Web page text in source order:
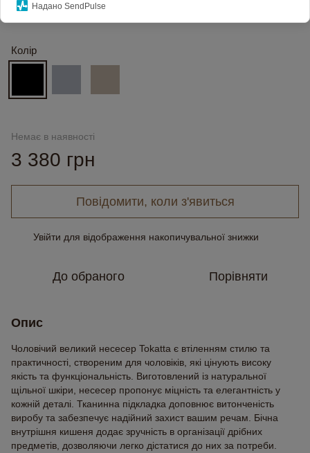
Надано SendPulse
Колір
Немає в наявності
3 380 грн
Повідомити, коли з'явиться
Увійти для відображення накопичувальної знижки
До обраного Порівняти
Опис
Чоловічий великий несесер Tokatta є втіленням стилю та
практичності, створеним для чоловіків, які цінують високу
якість та функціональність. Виготовлений із натуральної
щільної шкіри, несесер пропонує міцність та елегантність у
кожній деталі. Тканинна підкладка доповнює витонченість
виробу та забезпечує надійний захист вашим речам. Бічна
внутрішня кишеня додає зручність в організації дрібних
предметів, дозволяючи легко дістатися до них за потреби.